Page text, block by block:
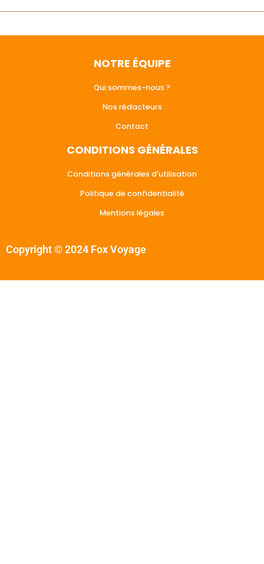
NOTRE ÉQUIPE
Qui sommes-nous ?
Nos rédacteurs
Contact
CONDITIONS GÉNÉRALES
Conditions générales d'utilisation
Politique de confidentialité
Mentions légales
Copyright © 2024 Fox Voyage